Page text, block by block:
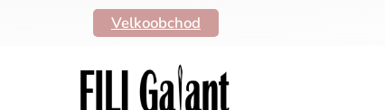
Velkoobchod